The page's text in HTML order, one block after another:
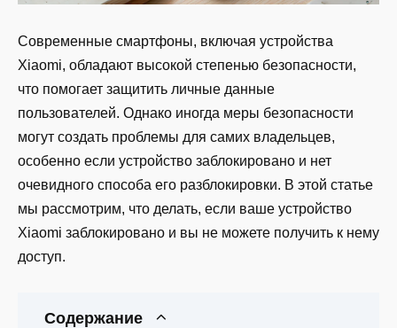
Современные смартфоны, включая устройства
Xiaomi, обладают высокой степенью безопасности,
что помогает защитить личные данные
пользователей. Однако иногда меры безопасности
могут создать проблемы для самих владельцев,
особенно если устройство заблокировано и нет
очевидного способа его разблокировки. В этой статье
мы рассмотрим, что делать, если ваше устройство
Xiaomi заблокировано и вы не можете получить к нему
доступ.
Содержание